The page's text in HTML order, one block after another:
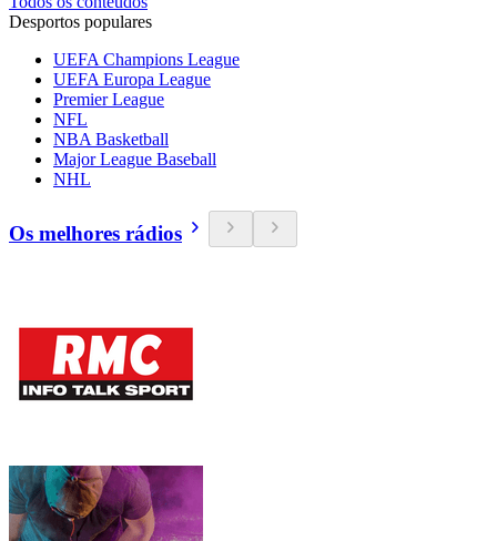
Desportos populares
UEFA Champions League
UEFA Europa League
Premier League
NFL
NBA Basketball
Major League Baseball
NHL
Os melhores rádios